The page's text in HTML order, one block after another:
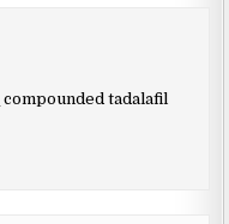
compounded tadalafil